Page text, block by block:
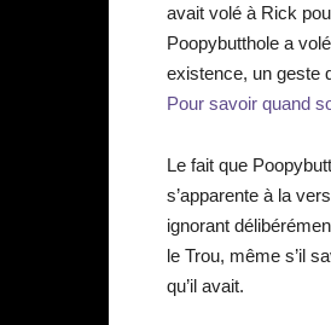
avait volé à Rick
Poopybutthole a
existence, un geste
Pour savoir quand
Le fait que
s’apparente à la
ignorant
le Trou, même s’il
qu’il avait.